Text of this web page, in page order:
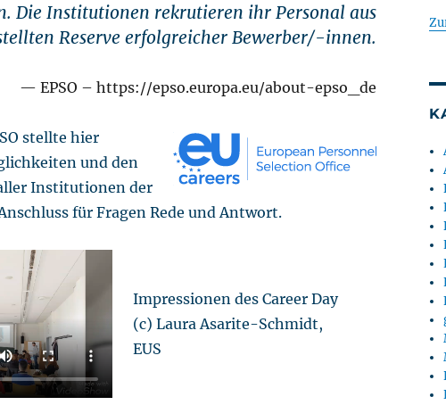
Die Institutionen rekrutieren ihr Personal aus
Reserve erfolgreicher Bewerber/-innen.
EPSO – https://epso.europa.eu/about-epso_de
stellte hier
und den
Institutionen der
für Fragen Rede und Antwort.
Impressionen des Career Day
(c) Laura Asarite-Schmidt,
EUS